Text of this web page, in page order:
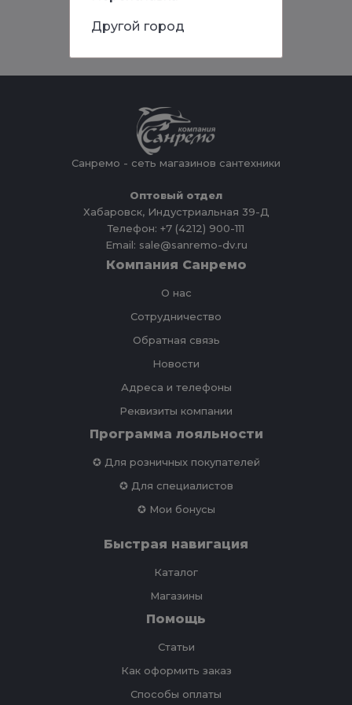
Санремо - сеть магазинов сантехники
Оптовый отдел
Хабаровск, Индустриальная 39-Д
Телефон: +7 (4212) 900-111
Email: sale@sanremo-dv.ru
Компания Санремо
О нас
Сотрудничество
Обратная связь
Новости
Адреса и телефоны
Реквизиты компании
Программа лояльности
✪ Для розничных покупателей
✪ Для специалистов
✪ Мои бонусы
Быстрая навигация
Каталог
Магазины
Помощь
Статьи
Как оформить заказ
Способы оплаты
Другой город